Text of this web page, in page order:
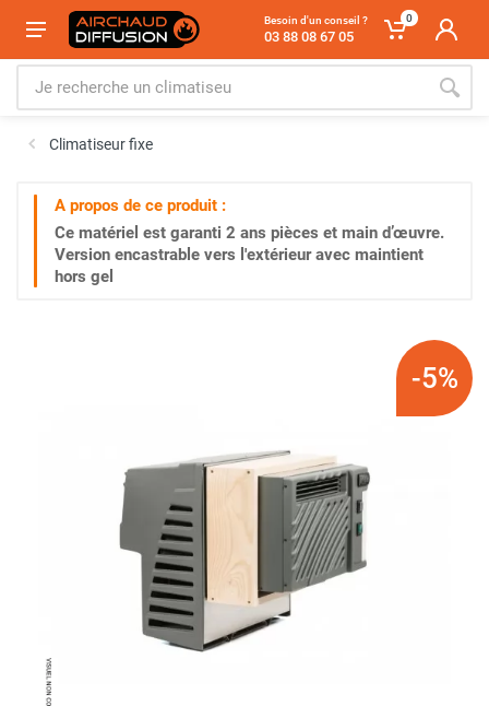
Besoin d'un conseil ?
03 88 08 67 05
0
Climatiseur fixe
A propos de ce produit :
Ce matériel est garanti 2 ans pièces et main d’œuvre.
Version encastrable vers l'extérieur avec maintient
hors gel
-5%